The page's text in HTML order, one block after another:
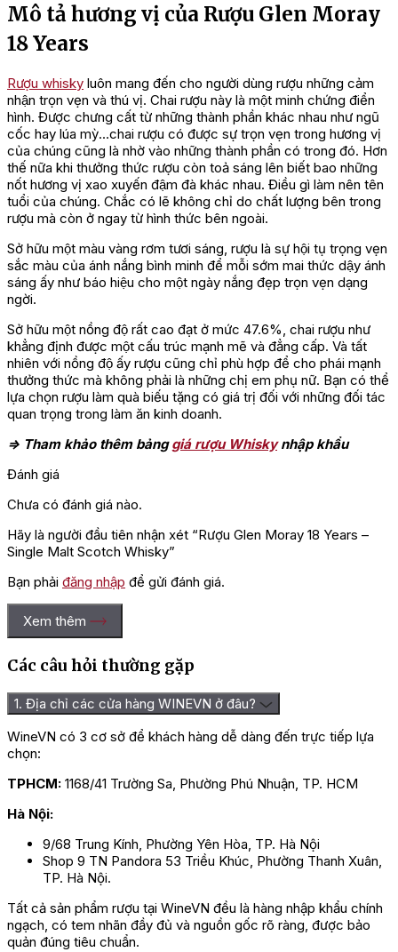
Mô tả hương vị của Rượu Glen Moray
18 Years
Rượu whisky luôn mang đến cho người dùng rượu những cảm
nhận trọn vẹn và thú vị. Chai rượu này là một minh chứng điển
hình. Được chưng cất từ những thành phần khác nhau như ngũ
cốc hay lúa mỳ…chai rượu có được sự trọn vẹn trong hương vị
của chúng cũng là nhờ vào những thành phần có trong đó. Hơn
thế nữa khi thưởng thức rượu còn toả sáng lên biết bao những
nốt hương vị xao xuyến đậm đà khác nhau. Điều gì làm nên tên
tuổi của chúng. Chắc có lẽ không chỉ do chất lượng bên trong
rượu mà còn ở ngay từ hình thức bên ngoài.
Sở hữu một màu vàng rơm tươi sáng, rượu là sự hội tụ trọng vẹn
sắc màu của ánh nắng bình minh để mỗi sớm mai thức dậy ánh
sáng ấy như báo hiệu cho một ngày nắng đẹp trọn vẹn dạng
ngời.
Sở hữu một nồng độ rất cao đạt ở mức 47.6%, chai rượu như
khẳng định được một cấu trúc mạnh mẽ và đẳng cấp. Và tất
nhiên với nồng độ ấy rượu cũng chỉ phù hợp để cho phái mạnh
thưởng thức mà không phải là những chị em phụ nữ. Bạn có thể
lựa chọn rượu làm quà biếu tặng có giá trị đối với những đối tác
quan trọng trong làm ăn kinh doanh.
=> Tham khảo thêm bảnggiá rượu Whiskynhập khẩu
Đánh giá
Chưa có đánh giá nào.
Hãy là người đầu tiên nhận xét “Rượu Glen Moray 18 Years –
Single Malt Scotch Whisky”
Bạn phải đăng nhập để gửi đánh giá.
Xem thêm
Các câu hỏi thường gặp
1. Địa chỉ các cửa hàng WINEVN ở đâu?
WineVN có 3 cơ sở để khách hàng dễ dàng đến trực tiếp lựa
chọn:
TPHCM: 1168/41 Trường Sa, Phường Phú Nhuận, TP. HCM
Hà Nội:
9/68 Trung Kính, Phường Yên Hòa, TP. Hà Nội
Shop 9 TN Pandora 53 Triều Khúc, Phường Thanh Xuân,
TP. Hà Nội.
Tất cả sản phẩm rượu tại WineVN đều là hàng nhập khẩu chính
ngạch, có tem nhãn đầy đủ và nguồn gốc rõ ràng, được bảo
quản đúng tiêu chuẩn.